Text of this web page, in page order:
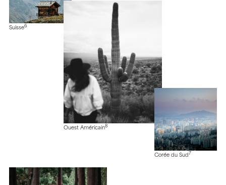
Suisse6
Ouest Américain8
Corée du Sud 7